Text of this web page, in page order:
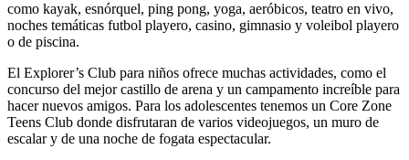
como kayak, esnórquel, ping pong, yoga, aeróbicos, teatro en vivo,
noches temáticas futbol playero, casino, gimnasio y voleibol playero
o de piscina.
El Explorer’s Club para niños ofrece muchas actividades, como el
concurso del mejor castillo de arena y un campamento increíble para
hacer nuevos amigos. Para los adolescentes tenemos un Core Zone
Teens Club donde disfrutaran de varios videojuegos, un muro de
escalar y de una noche de fogata espectacular.